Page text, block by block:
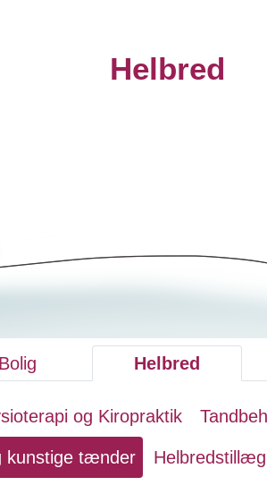
Helbred
Bolig Helbred
og Kiropraktik
kunstige tænder Helbredstillæg